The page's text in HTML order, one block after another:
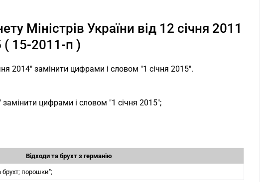
Міністрів України від 12 січня 2011
15-2011-п )
2014" замінити цифрами і словом "1 січня 2015".
замінити цифрами і словом "1 січня 2015";
Відходи та брухт з германію
брухт; порошки";